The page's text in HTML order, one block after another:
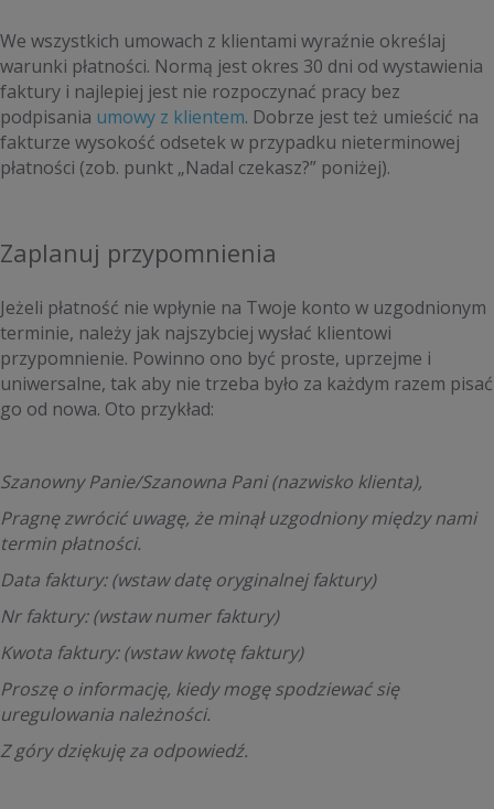
We wszystkich umowach z klientami wyraźnie określaj
warunki płatności. Normą jest okres 30 dni od wystawienia
faktury i najlepiej jest nie rozpoczynać pracy bez
podpisania umowy z klientem. Dobrze jest też umieścić na
fakturze wysokość odsetek w przypadku nieterminowej
płatności (zob. punkt „Nadal czekasz?” poniżej).
Zaplanuj przypomnienia
Jeżeli płatność nie wpłynie na Twoje konto w uzgodnionym
terminie, należy jak najszybciej wysłać klientowi
przypomnienie. Powinno ono być proste, uprzejme i
uniwersalne, tak aby nie trzeba było za każdym razem pisać
go od nowa. Oto przykład:
Szanowny Panie/Szanowna Pani (nazwisko klienta),
Pragnę zwrócić uwagę, że minął uzgodniony między nami
termin płatności.
Data faktury: (wstaw datę oryginalnej faktury)
Nr faktury: (wstaw numer faktury)
Kwota faktury: (wstaw kwotę faktury)
Proszę o informację, kiedy mogę spodziewać się
uregulowania należności.
Z góry dziękuję za odpowiedź.